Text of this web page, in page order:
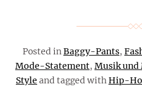
Posted inBaggy-Pants,
Mode-Statement, Musik und
Style and tagged withHip-